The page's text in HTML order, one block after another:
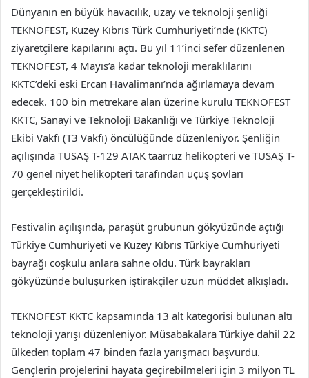
Dünyanın en büyük havacılık, uzay ve teknoloji şenliği
TEKNOFEST, Kuzey Kıbrıs Türk Cumhuriyeti’nde (KKTC)
ziyaretçilere kapılarını açtı. Bu yıl 11’inci sefer düzenlenen
TEKNOFEST, 4 Mayıs’a kadar teknoloji meraklılarını
KKTC’deki eski Ercan Havalimanı’nda ağırlamaya devam
edecek. 100 bin metrekare alan üzerine kurulu TEKNOFEST
KKTC, Sanayi ve Teknoloji Bakanlığı ve Türkiye Teknoloji
Ekibi Vakfı (T3 Vakfı) öncülüğünde düzenleniyor. Şenliğin
açılışında TUSAŞ T-129 ATAK taarruz helikopteri ve TUSAŞ T-
70 genel niyet helikopteri tarafından uçuş şovları
gerçekleştirildi.
Festivalin açılışında, paraşüt grubunun gökyüzünde açtığı
Türkiye Cumhuriyeti ve Kuzey Kıbrıs Türkiye Cumhuriyeti
bayrağı coşkulu anlara sahne oldu. Türk bayrakları
gökyüzünde buluşurken iştirakçiler uzun müddet alkışladı.
TEKNOFEST KKTC kapsamında 13 alt kategorisi bulunan altı
teknoloji yarışı düzenleniyor. Müsabakalara Türkiye dahil 22
ülkeden toplam 47 binden fazla yarışmacı başvurdu.
Gençlerin projelerini hayata geçirebilmeleri için 3 milyon TL